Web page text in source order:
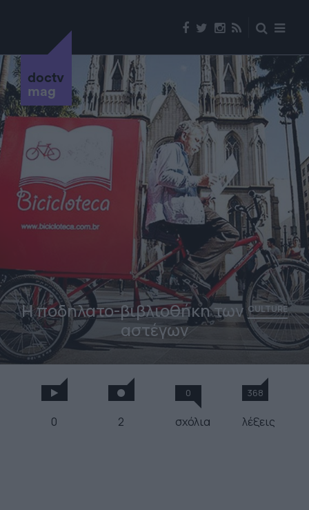
doctv
mag
Η ποδηλατο-βιβλιοθήκη τωνCULTURE
αστέγων
0 2
0
σχόλια
368
λέξεις